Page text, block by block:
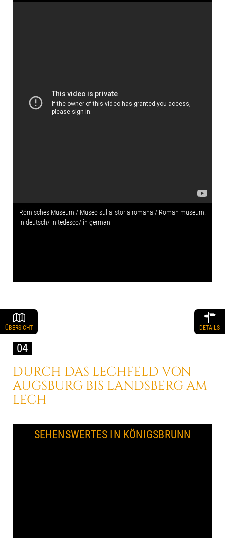
Römisches Museum / Museo sulla storia romana / Roman museum.
in deutsch/ in tedesco/ in german
ÜBERSICHT DETAILS
DURCH DAS LECHFELD VON
AUGSBURG BIS LANDSBERG AM
LECH
04
SEHENSWERTES IN KÖNIGSBRUNN